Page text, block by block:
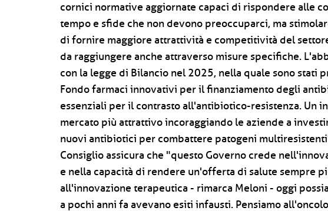
cornici normative aggiornate capaci di rispondere alle
tempo e sfide che non devono preoccuparci, ma
di fornire maggiore attrattività e competitività del
da raggiungere anche attraverso misure specifiche.
con la legge di Bilancio nel 2025, nella quale sono stati
Fondo farmaci innovativi per il finanziamento degli
essenziali per il contrasto all'antibiotico-resistenza. Un
mercato più attrattivo incoraggiando le aziende a
nuovi antibiotici per combattere patogeni
Consiglio assicura che "questo Governo crede
e nella capacità di rendere un'offerta di salute sempre
all'innovazione terapeutica - rimarca Meloni - oggi
a pochi anni fa avevano esiti infausti. Pensiamo